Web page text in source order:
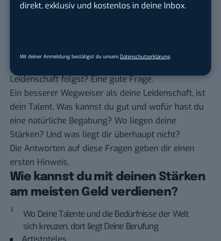
direkt, exklusiv und kostenlos in deine Inbox.
Mit deiner Anmeldung bestätigst du unsere Datenschutzerklärung.
sogar langsam, dass eine Einstellung wie „Folge
Nische finden und ein saftiges Einkommen
Leidenschaft folgst? Eine gute Frage.
Ein besserer Wegweiser als deine Leidenschaft, ist
dein Talent. Was kannst du gut und wofür hast du
eine natürliche Begabung? Wo liegen deine
Stärken? Und was liegt dir überhaupt nicht?
Die Antworten auf diese Fragen geben dir einen
ersten Hinweis.
Wie kannst du mit deinen Stärken
am meisten Geld verdienen?
Wo Deine Talente und die Bedürfnisse der Welt
sich kreuzen, dort liegt Deine Berufung